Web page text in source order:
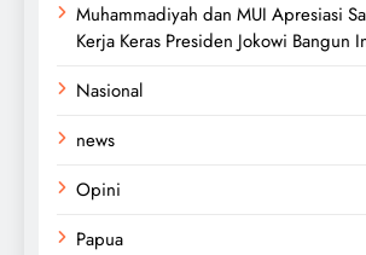
Muhammadiyah dan MUI Apresiasi
Kerja Keras Presiden Jokowi Bangun
Nasional
news
Opini
Papua